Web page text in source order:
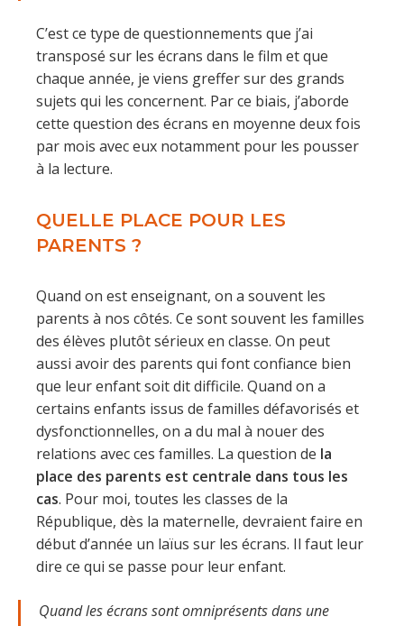
C’est ce type de questionnements que j’ai
transposé sur les écrans dans le film et que
chaque année, je viens greffer sur des grands
sujets qui les concernent. Par ce biais, j’aborde
cette question des écrans en moyenne deux fois
par mois avec eux notamment pour les pousser
à la lecture.
QUELLE PLACE POUR LES
PARENTS ?
Quand on est enseignant, on a souvent les
parents à nos côtés. Ce sont souvent les familles
des élèves plutôt sérieux en classe. On peut
aussi avoir des parents qui font confiance bien
que leur enfant soit dit difficile. Quand on a
certains enfants issus de familles défavorisés et
dysfonctionnelles, on a du mal à nouer des
relations avec ces familles. La question de la
place des parents est centrale dans tous les
cas. Pour moi, toutes les classes de la
République, dès la maternelle, devraient faire en
début d’année un laïus sur les écrans. Il faut leur
dire ce qui se passe pour leur enfant.
Quand les écrans sont omniprésents dans une